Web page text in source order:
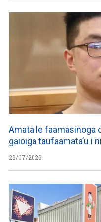
Amata le faamasinoga
gaioiga taufaamata’u i
29/07/2026